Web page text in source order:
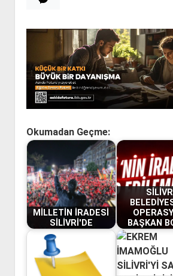
Okumadan Geçme:
MİLLETİN İRADESİ
SİLİVRİ'DE
SİLİVRİ
BAŞKAN